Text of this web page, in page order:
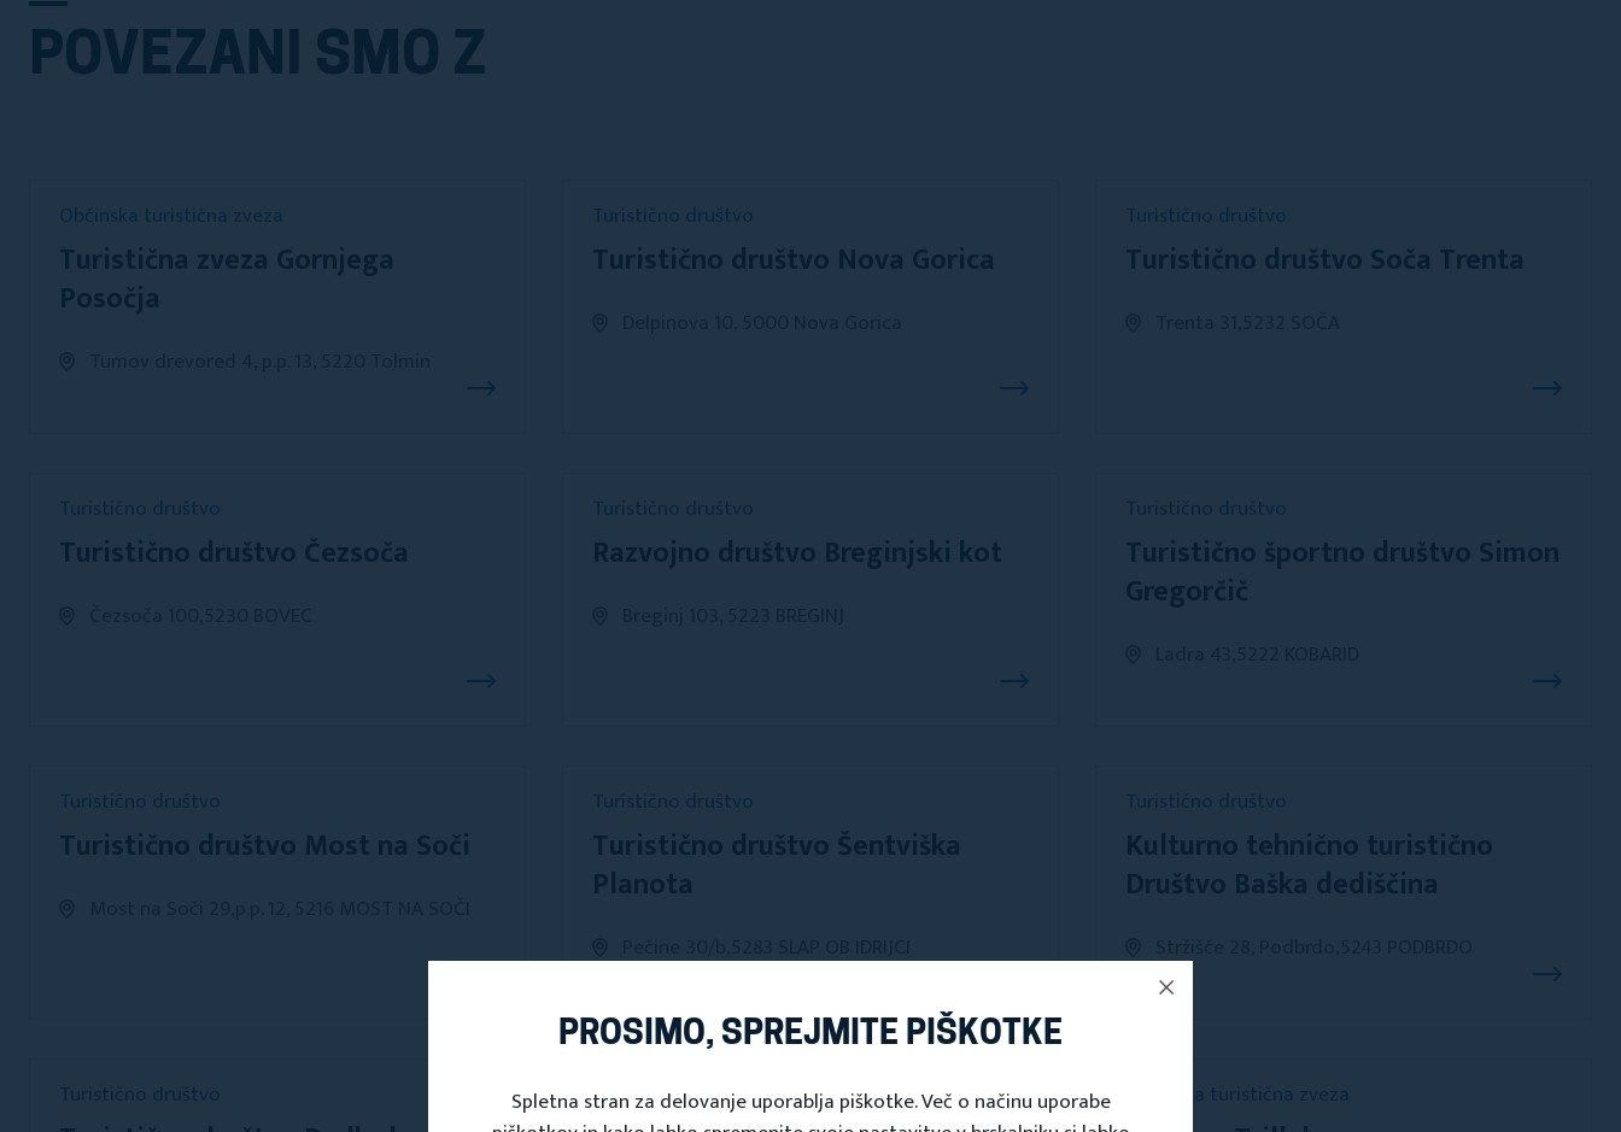
POVEZANI SMO Z
Občinska turistična zveza
Turistična zveza Gornjega
Posočja
Turistično društvo
Turistično društvo Nova Gorica
Turistično društvo
Turistično društvo Soča Trenta
Turistično društvo
Turistično društvo Čezsoča
Turistično društvo
Razvojno društvo Breginjski kot
Turistično društvo
Turistično športno društvo Simon
Gregorčič
Turistično društvo
Turistično društvo Most na Soči
Turistično društvo
Turistično društvo Šentviška
Planota
Turistično društvo
Kulturno tehnično turistično
Društvo Baška dediščina
Turistično društvo Občinska turistična zveza Občinska turistična zveza
PROSIMO, SPREJMITE PIŠKOTKE
Spletna stran za delovanje uporablja piškotke. Več o načinu uporabe